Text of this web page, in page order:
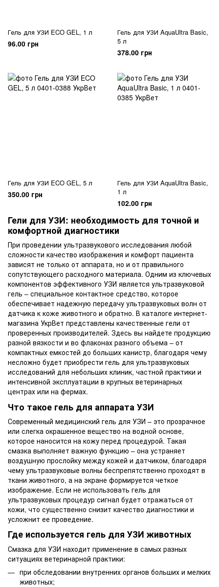
Гель для УЗИ ECO GEL, 1 л
96.00 грн
Гель для УЗИ AquaUltra Basic,
5 л
378.00 грн
Гель для УЗИ ECO GEL, 5 л
350.00 грн
Гель для УЗИ AquaUltra Basic,
1 л
102.00 грн
Гели для УЗИ: необходимость для точной и
комфортной диагностики
При проведении ультразвукового исследования любой
сложности качество изображения и комфорт пациента
зависят не только от аппарата, но и от правильного
сопутствующего расходного материала. Одним из ключевых
компонентов эффективного УЗИ является ультразвуковой
гель – специальное контактное средство, которое
обеспечивает надежную передачу ультразвуковых волн от
датчика к коже животного и обратно. В каталоге интернет-
магазина УкрВет представлены качественные гели от
проверенных производителей. Здесь вы найдете продукцию
разной вязкости и во флаконах разного объема – от
компактных емкостей до больших канистр, благодаря чему
несложно будет приобрести гель для ультразвуковых
исследований для небольших клиник, частной практики и
интенсивной эксплуатации в крупных ветеринарных
центрах или на фермах.
Что такое гель для аппарата УЗИ
Современный медицинский гель для УЗИ – это прозрачное
или слегка окрашенное вещество на водной основе,
которое наносится на кожу перед процедурой. Такая
смазка выполняет важную функцию – она устраняет
воздушную прослойку между кожей и датчиком, благодаря
чему ультразвуковые волны беспрепятственно проходят в
ткани животного, а на экране формируется четкое
изображение. Если не использовать гель для
ультразвуковых процедур сигнал будет отражаться от
кожи, что существенно снизит качество диагностики и
усложнит ее проведение.
Где используется гель для УЗИ животных
Смазка для УЗИ находит применение в самых разных
ситуациях ветеринарной практики:
при обследовании внутренних органов больших и мелких
животных;